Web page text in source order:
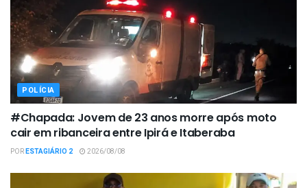
POLÍCIA
#Chapada: Jovem de 23 anos morre após moto
cair em ribanceira entre Ipirá e Itaberaba
PORESTAGIÁRIO 2 2026/08/08